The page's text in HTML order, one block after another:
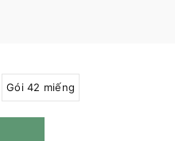
Gói 42 miếng